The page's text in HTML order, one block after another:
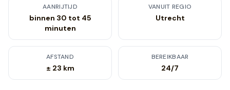
AANRIJTIJD
binnen 30 tot 45
minuten
VANUIT REGIO
Utrecht
AFSTAND
± 23 km
BEREIKBAAR
24/7